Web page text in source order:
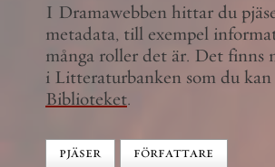
I Dramawebben hittar du
metadata, till exempel
många roller det är. Det finns
i Litteraturbanken som du
Biblioteket.
pjäser
författare